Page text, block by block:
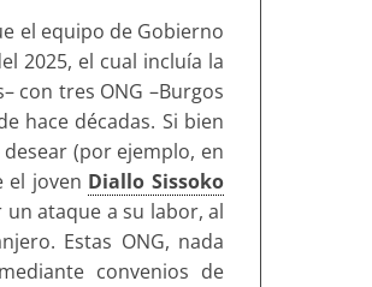
el equipo de Gobierno
2025, el cual incluía la
con tres ONG –Burgos
hace décadas. Si bien
(por ejemplo, en
el joven Diallo Sissoko
ataque a su labor, al
Estas ONG, nada
convenios de